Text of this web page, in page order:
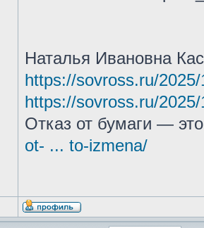
Наталья Ивановна
https://sovross.ru/
https://sovross.ru/
Отказ от бумаги —
ot- ... to-izmena/